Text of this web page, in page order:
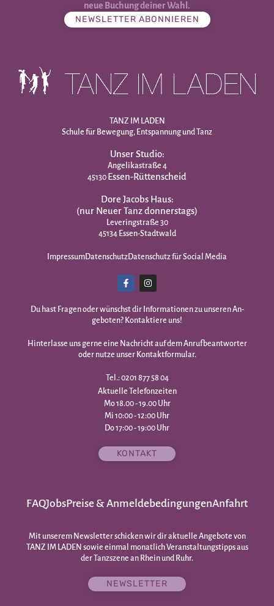
neue Buchung deiner Wahl.
NEWSLETTER ABONNIEREN
TANZ IM LADEN
Schule für Bewegung, Entspannung und Tanz
Unser Studio:
Angelikastraße 4
45130 Essen-Rüttenscheid
Dore Jacobs Haus:
(nur Neuer Tanz donnerstags)
Leveringstraße 30
45134 Essen-Stadtwald
ImpressumDatenschutzDatenschutz für Social Media
Du hast Fragen oder wünschst dir Infor­mationen zu unseren An­
geboten? Kontaktiere uns!
Hinterlasse uns gerne eine Nachricht auf dem Anrufbeantworter
oder nutze unser Kontaktformular.
Tel.: 0201 877 58 04
Aktuelle Telefonzeiten
Mo 18.00 - 19.00 Uhr
Mi 10:00 - 12:00 Uhr
Do 17:00 - 19:00 Uhr
KONTAKT
FAQJobsPreise & AnmeldebedingungenAnfahrt
Mit unserem Newsletter schicken wir dir aktuelle Angebote von
TANZ IM LADEN sowie einmal monatlich Veranstaltungstipps aus
der Tanzszene an Rhein und Ruhr.
NEWSLETTER